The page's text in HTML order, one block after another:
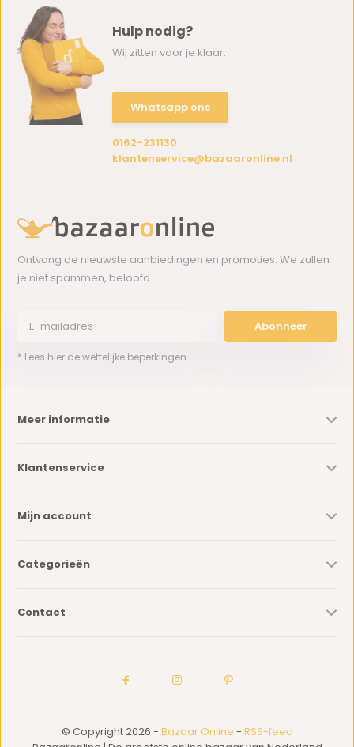
Hulp nodig?
Wij zitten voor je klaar.
Whatsapp ons
0162-231130
klantenservice@bazaaronline.nl
Ontvang de nieuwste aanbiedingen en promoties. We zullen
je niet spammen, beloofd.
Abonneer
* Lees hier de wettelijke beperkingen
Meer informatie
Klantenservice
Mijn account
Categorieën
Contact
© Copyright 2026 - Bazaar Online - RSS-feed